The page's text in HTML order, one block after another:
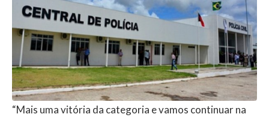
“Mais uma vitória da categoria e vamos continuar na